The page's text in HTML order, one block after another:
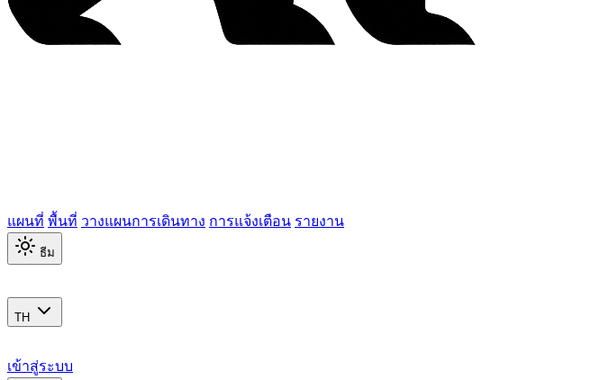
แผนที่ พื้นที่ วางแผนการเดินทาง การแจ้งเตือน รายงาน
ธีม
TH
เข้าสู่ระบบ